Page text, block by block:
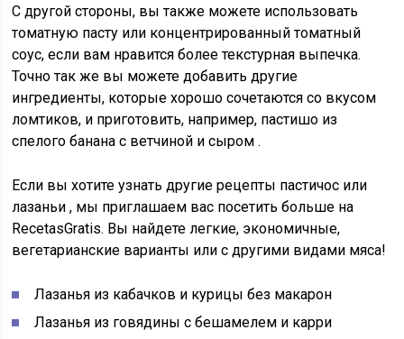
С другой стороны, вы также можете использовать
томатную пасту или концентрированный томатный
соус, если вам нравится более текстурная выпечка.
Точно так же вы можете добавить другие
ингредиенты, которые хорошо сочетаются со вкусом
ломтиков, и приготовить, например, пастишо из
спелого банана с ветчиной и сыром .
Если вы хотите узнать другиерецепты пастичос или
лазаньи , мы приглашаем вас посетить больше на
RecetasGratis. Вы найдете легкие, экономичные,
вегетарианские варианты или с другими видами мяса!
Лазанья из кабачков и курицы без макарон
Лазанья из говядины с бешамелем и карри